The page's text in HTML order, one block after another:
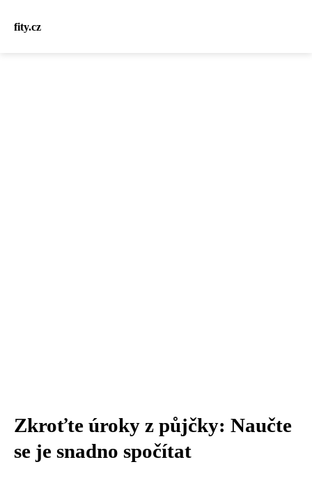
fity.cz
Zkroťte úroky z půjčky: Naučte
se je snadno spočítat